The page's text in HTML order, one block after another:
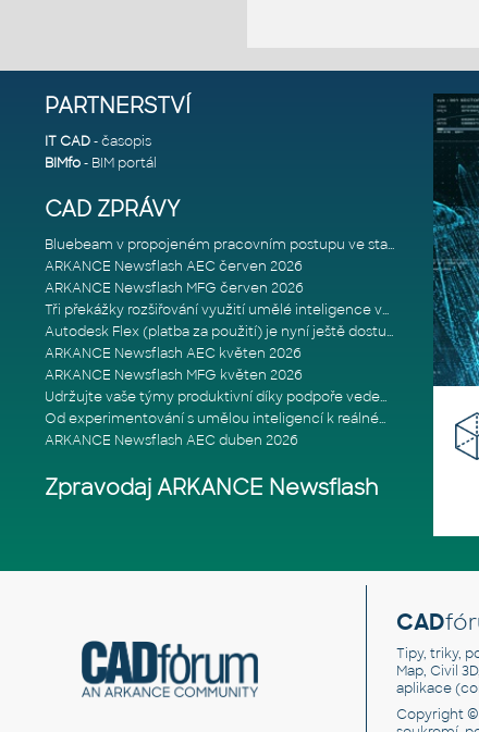
PARTNERSTVÍ
IT CAD- časopis
BIMfo- BIM portál
CAD ZPRÁVY
Bluebeam v propojeném pracovním postupu ve stavebnictví: Proč je int
ARKANCE Newsflash AEC červen 2026
ARKANCE Newsflash MFG červen 2026
Tři překážky rozšiřování využití umělé inteligence ve stavebním prům
Autodesk Flex (platba za použití) je nyní ještě dostupnější
ARKANCE Newsflash AEC květen 2026
ARKANCE Newsflash MFG květen 2026
Udržujte vaše týmy produktivní díky podpoře vedené odborníky
Od experimentování s umělou inteligencí k reálnému dopadu na podniká
ARKANCE Newsflash AEC duben 2026
Zpravodaj ARKANCE Newsflash
CAD
Tipy, triky,
Map, Civil
aplikace
Copyright ©